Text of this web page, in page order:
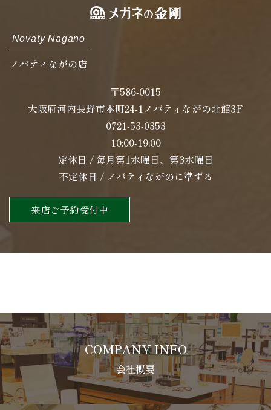
Novaty Nagano
ノバティながの店
〒586-0015
大阪府河内長野市本町24-1ノバティながの北館3F
0721-53-0353
10:00-19:00
定休日 / 毎月第1水曜日、第3水曜日
不定休日 / ノバティながのに準ずる
来店ご予約受付中
COMPANY INFO
会社概要